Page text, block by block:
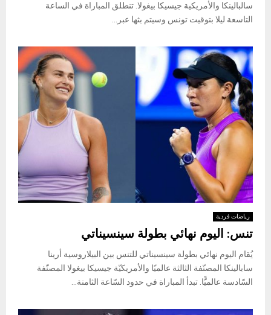
سالبالينكا والأمريكية جيسيكا بيغولا. تنطلق المباراة في الساعة
التاسعة ليلا بتوقيت تونس وسيتم بثها عبر...
رياضات فردية
تنس: اليوم نهائي بطولة سينسيناتي
يُقام اليوم نهائي بطولة سينسيناتي للتنس بين البيلاروسية أرينا
سابالينكا المصنّفة الثالثة عالميًا والأمريكيّة جيسيكا بيغولا المصنّفة
السّادسة عالميًّا. تبدأ المباراة في حدود السّاعة الثامنة...